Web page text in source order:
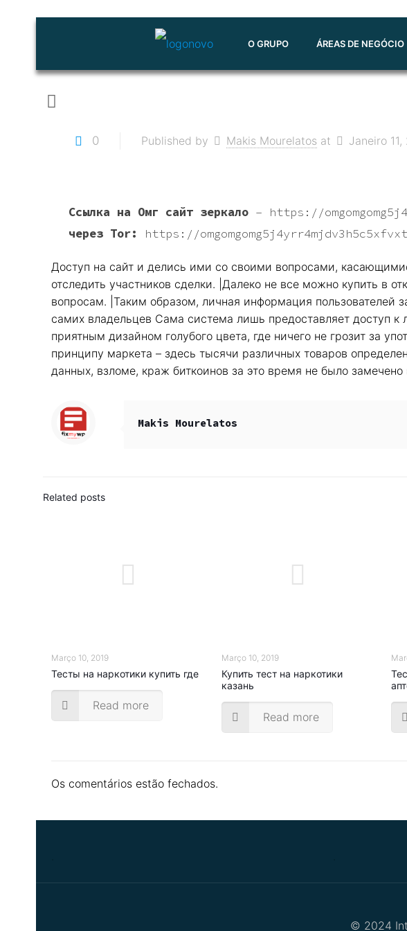
O GRUPO ÁREAS DE NEGÓCIO
0 Published by Makis Mourelatos at Janeiro 11,
Ссылка на Омг сайт зеркало – https://
через Tor:
https://
Доступ на сайт и делись ими со своими вопросами,
отследить участников сделки. |Далеко не все можно купить
вопросам. |Таким образом, личная информация пользователей
самих владельцев Сама система лишь предоставляет доступ к
приятным дизайном голубого цвета, где ничего не грозит за
принципу маркета – здесь тысячи различных товаров
данных, взломе, краж биткоинов за это время не было
Makis Mourelatos
Related posts
Março 10, 2019
Тесты на наркотики купить где
Read more
Março 10, 2019
Купить тест на наркотики
казань
Read more
Os comentários estão fechados.
© 2024